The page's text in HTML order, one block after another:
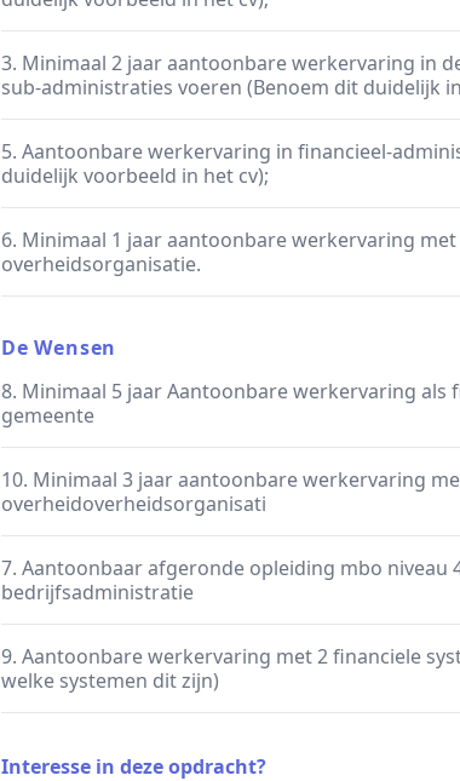
3. Minimaal 2 jaar aantoonbare werkervaring in
sub-administraties voeren (Benoem dit duidelijk
5. Aantoonbare werkervaring in financieel-
duidelijk voorbeeld in het cv);
6. Minimaal 1 jaar aantoonbare werkervaring
overheidsorganisatie.
De Wensen
8. Minimaal 5 jaar Aantoonbare werkervaring als
gemeente
10. Minimaal 3 jaar aantoonbare werkervaring
overheidoverheidsorganisati
7. Aantoonbaar afgeronde opleiding mbo niveau
bedrijfsadministratie
9. Aantoonbare werkervaring met 2 financiele
welke systemen dit zijn)
Interesse in deze opdracht?